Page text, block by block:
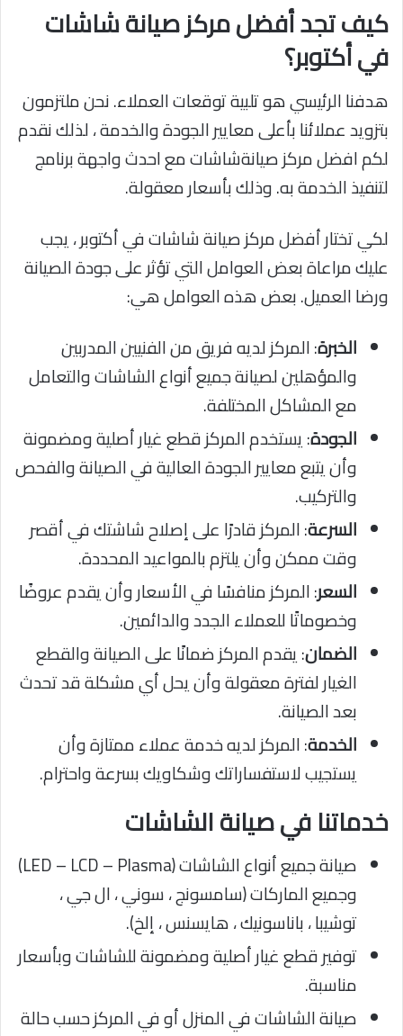
كيف تجد أفضل مركز صيانة شاشات
في أكتوبر؟
هدفنا الرئيسي هو تلبية توقعات العملاء. نحن ملتزمون
بتزويد عملائنا بأعلى معايير الجودة والخدمة ، لذلك نقدم
لكم افضل مركز صيانةشاشات مع احدث واجهة برنامج
لتنفيذ الخدمة به. وذلك بأسعار معقولة.
لكي تختار أفضل مركز صيانة شاشات في أكتوبر ، يجب
عليك مراعاة بعض العوامل التي تؤثر على جودة الصيانة
ورضا العميل. بعض هذه العوامل هي:
الخبرة: المركز لديه فريق من الفنيين المدربين
والمؤهلين لصيانة جميع أنواع الشاشات والتعامل
مع المشاكل المختلفة.
الجودة: يستخدم المركز قطع غيار أصلية ومضمونة
وأن يتبع معايير الجودة العالية في الصيانة والفحص
والتركيب.
السرعة: المركز قادرًا على إصلاح شاشتك في أقصر
وقت ممكن وأن يلتزم بالمواعيد المحددة.
السعر: المركز منافسًا في الأسعار وأن يقدم عروضًا
وخصوماتًا للعملاء الجدد والدائمين.
الضمان: يقدم المركز ضمانًا على الصيانة والقطع
الغيار لفترة معقولة وأن يحل أي مشكلة قد تحدث
بعد الصيانة.
الخدمة: المركز لديه خدمة عملاء ممتازة وأن
يستجيب لاستفساراتك وشكاويك بسرعة واحترام.
خدماتنا في صيانة الشاشات
صيانة جميع أنواع الشاشات (LED – LCD – Plasma)
وجميع الماركات (سامسونج ، سوني ، ال جي ،
توشيبا ، باناسونيك ، هايسنس ، إلخ).
توفير قطع غيار أصلية ومضمونة للشاشات وبأسعار
مناسبة.
صيانة الشاشات في المنزل أو في المركز حسب حالة